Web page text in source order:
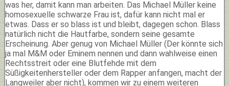
was her, damit kann man arbeiten. Das Michael Müller keine
homosexuelle schwarze Frau ist, dafür kann nicht mal er
etwas. Dass er so blass ist und bleibt, dagegen schon. Blass
natürlich nicht die Hautfarbe, sondern seine gesamte
Erscheinung. Aber genug von Michael Müller (Der könnte sich
ja mal M&M oder Eminem nennen und dann wahlweise einen
Rechtsstreit oder eine Blutfehde mit dem
Süßigkeitenhersteller oder dem Rapper anfangen, macht der
Langweiler aber nicht), kommen wir zu einem weiteren